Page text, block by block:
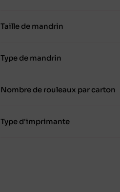
Taille de mandrin
Type de mandrin
Nombre de rouleaux par carton
Type d'imprimante